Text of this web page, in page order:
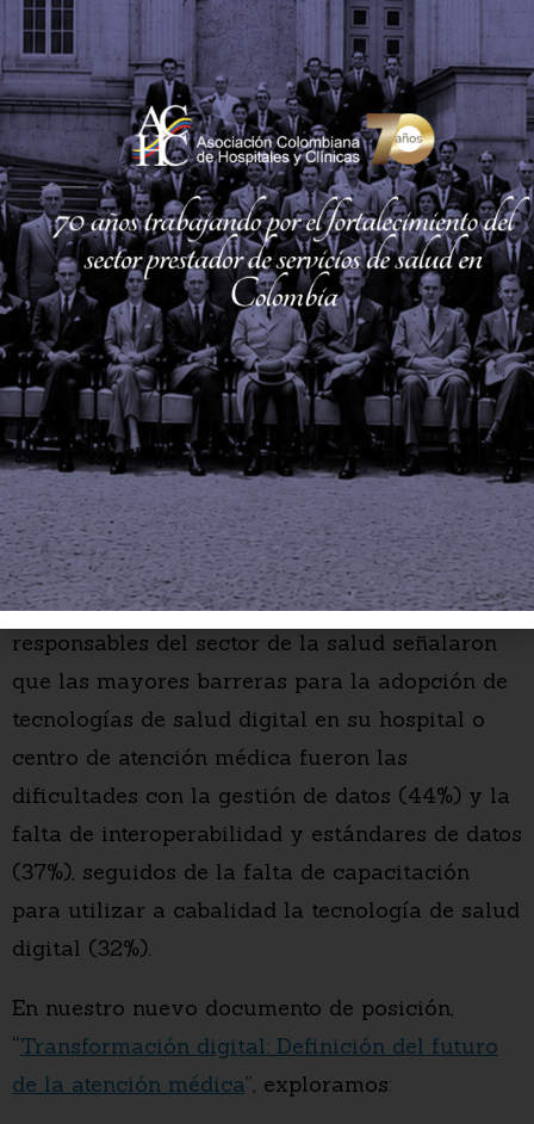
centren en lo que saben hacer mejor: brindarle
atención médica al paciente. Y al ayudar a la
gente a cuidar mejor su salud y bienestar con
soluciones de salud digital personalizadas,
podemos promover un cambio, de atención
médica en caso de enfermedad a un verdadero
cuidado de la salud. Visto en conjunto, así es
como la transformación digital puede
promover mejores resultados en cuestión de
salud, mejorar la experiencia del paciente y del
personal, y reducir los costos de la atención
médica.
Pero para convertir esta visión en realidad, los
responsables del sector de la salud deben
superar varias barreras. En nuestro informe
Philips Future Health Index 2021, los
responsables del sector de la salud señalaron
que las mayores barreras para la adopción de
tecnologías de salud digital en su hospital o
centro de atención médica fueron las
dificultades con la gestión de datos (44%) y la
falta de interoperabilidad y estándares de datos
(37%), seguidos de la falta de capacitación
para utilizar a cabalidad la tecnología de salud
digital (32%).
En nuestro nuevo documento de posición,
“Transformación digital: Definición del futuro
de la atención médica”, exploramos: